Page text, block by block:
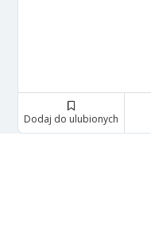
Dodaj do ulubionych